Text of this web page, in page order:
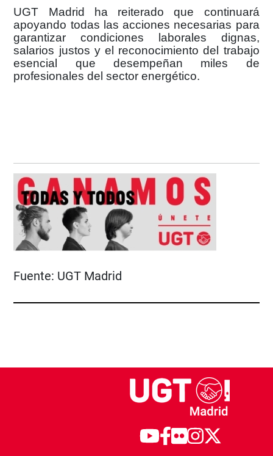
UGT Madrid ha reiterado que continuará
apoyando todas las acciones necesarias para
garantizar condiciones laborales dignas,
salarios justos y el reconocimiento del trabajo
esencial que desempeñan miles de
profesionales del sector energético.
Fuente: UGT Madrid